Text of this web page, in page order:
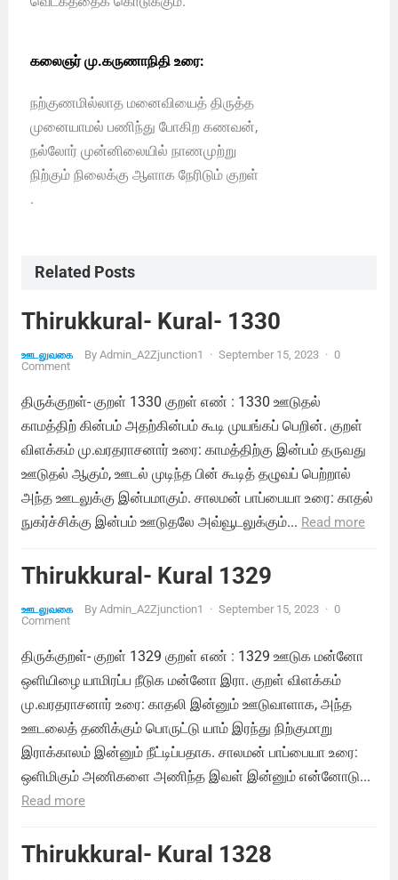
கலைஞர் மு.கருணாநிதி உரை:
நற்குணமில்லாத மனைவியைத் திருத்த
முனையாமல் பணிந்து போகிற கணவன்,
நல்லோர் முன்னிலையில் நாணமுற்று
நிற்கும் நிலைக்கு ஆளாக நேரிடும் குறள்
.
Related Posts
Thirukkural- Kural- 1330
ஊடலுவகை By Admin_A2Zjunction1 · September 15, 2023 · 0
Comment
திருக்குறள்- குறள் 1330 குறள் எண் : 1330 ஊடுதல்
காமத்திற் கின்பம் அதற்கின்பம் கூடி முயங்கப் பெறின். குறள்
விளக்கம் மு.வரதராசனார் உரை: காமத்திற்கு இன்பம் தருவது
ஊடுதல் ஆகும், ஊடல் முடிந்த பின் கூடித் தழுவப் பெற்றால்
அந்த ஊடலுக்கு இன்பமாகும். சாலமன் பாப்பையா உரை: காதல்
நுகர்ச்சிக்கு இன்பம் ஊடுதலே அவ்வூடலுக்கும்... Read more
Thirukkural- Kural 1329
ஊடலுவகை By Admin_A2Zjunction1 · September 15, 2023 · 0
Comment
திருக்குறள்- குறள் 1329 குறள் எண் : 1329 ஊடுக மன்னோ
ஒளியிழை யாமிரப்ப நீடுக மன்னோ இரா. குறள் விளக்கம்
மு.வரதராசனார் உரை: காதலி இன்னும் ஊடுவாளாக, அந்த
ஊடலைத் தணிக்கும் பொருட்டு யாம் இரந்து நிற்குமாறு
இராக்காலம் இன்னும் நீட்டிப்பதாக. சாலமன் பாப்பையா உரை:
ஒளிமிகும் அணிகளை அணிந்த இவள் இன்னும் என்னோடு...
Read more
Thirukkural- Kural 1328